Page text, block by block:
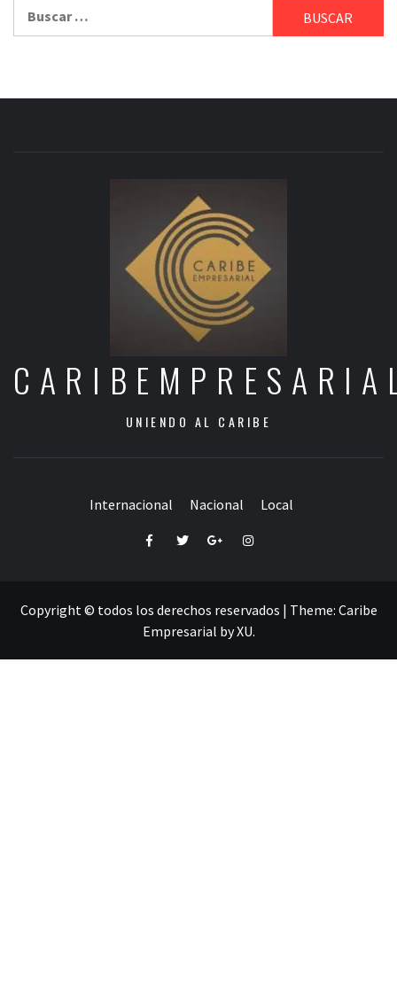
UNIENDO AL CARIBE
Internacional Nacional Local
FacebookTwitterGoogle+Instagram
Copyright © todos los derechos reservados | Theme: Caribe
Empresarial byXU.